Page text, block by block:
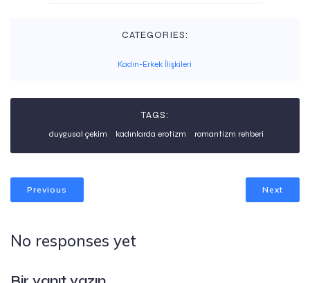
CATEGORIES:
Kadın-Erkek İlişkileri
TAGS:
duygusal çekim kadınlarda erotizm romantizm rehberi
Previous Next
No responses yet